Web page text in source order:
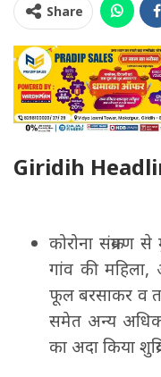
Share
Giridih
कोरोना संक्रमण
गांव की
फूल बरसाकर व
समेत अन्य
का अदा किया